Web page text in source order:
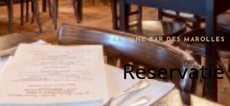
LE WINE BAR DES MAROLLES
Reservatie